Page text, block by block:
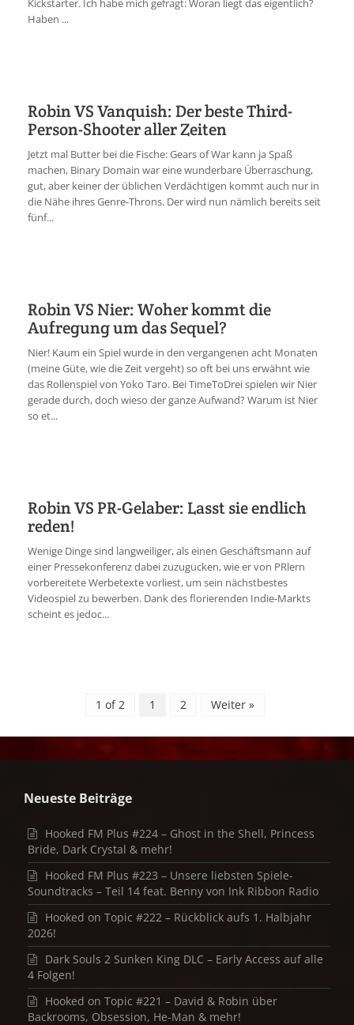
Kickstarter. Ich habe mich gefragt: Woran liegt das eigentlich?
Haben ...
Robin VS Vanquish: Der beste Third-
Person-Shooter aller Zeiten
Jetzt mal Butter bei die Fische: Gears of War kann ja Spaß
machen, Binary Domain war eine wunderbare Überraschung,
gut, aber keiner der üblichen Verdächtigen kommt auch nur in
die Nähe ihres Genre-Throns. Der wird nun nämlich bereits seit
fünf...
Robin VS Nier: Woher kommt die
Aufregung um das Sequel?
Nier! Kaum ein Spiel wurde in den vergangenen acht Monaten
(meine Güte, wie die Zeit vergeht) so oft bei uns erwähnt wie
das Rollenspiel von Yoko Taro. Bei TimeToDrei spielen wir Nier
gerade durch, doch wieso der ganze Aufwand? Warum ist Nier
so et...
Robin VS PR-Gelaber: Lasst sie endlich
reden!
Wenige Dinge sind langweiliger, als einen Geschäftsmann auf
einer Pressekonferenz dabei zuzugucken, wie er von PRlern
vorbereitete Werbetexte vorliest, um sein nächstbestes
Videospiel zu bewerben. Dank des florierenden Indie-Markts
scheint es jedoc...
1 of 2 1 2 Weiter »
Neueste Beiträge
Hooked FM Plus #224 – Ghost in the Shell, Princess
Bride, Dark Crystal & mehr!
Hooked FM Plus #223 – Unsere liebsten Spiele-
Soundtracks – Teil 14 feat. Benny von Ink Ribbon Radio
Hooked on Topic #222 – Rückblick aufs 1. Halbjahr
2026!
Dark Souls 2 Sunken King DLC – Early Access auf alle
4 Folgen!
Hooked on Topic #221 – David & Robin über
Backrooms, Obsession, He-Man & mehr!